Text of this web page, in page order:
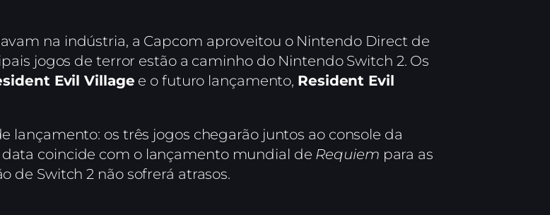
na indústria, a Capcom aproveitou o Nintendo Direct de
jogos de terror estão a caminho do Nintendo Switch 2. Os
Evil Village e o futuro lançamento, Resident Evil
lançamento: os três jogos chegarão juntos ao console da
data coincide com o lançamento mundial de Requiem para as
de Switch 2 não sofrerá atrasos.